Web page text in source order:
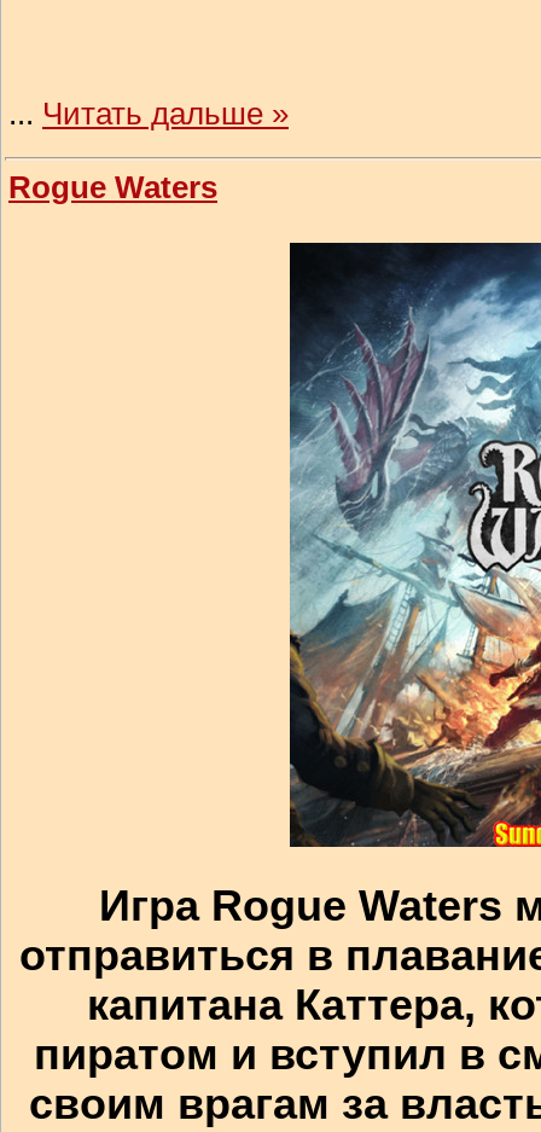
... Читать дальше »
Rogue Waters
Игра Rogue Waters
отправиться в
капитана Каттера,
пиратом и вступил в
своим врагам за